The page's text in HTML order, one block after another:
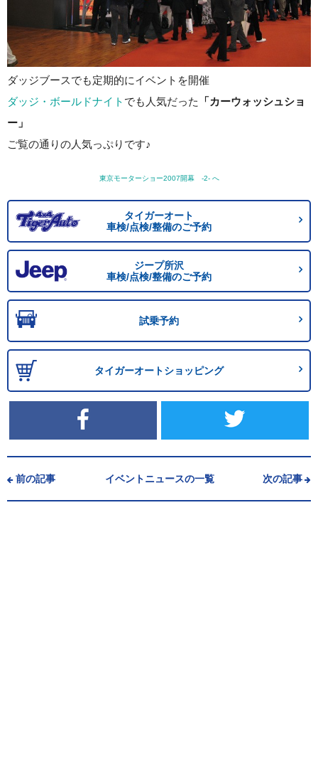
ダッジブースでも定期的にイベントを開催
ダッジ・ボールドナイト でも人気だった
「カーウォッシュショ
ー」
ご覧の通りの人気っぷりです♪
東京モーターショー2007開幕 -2- へ
タイガーオート
車検/点検/整備のご予約
ジープ所沢
車検/点検/整備のご予約
試乗予約
タイガーオートショッピング
前の記事 イベントニュースの一覧 次の記事